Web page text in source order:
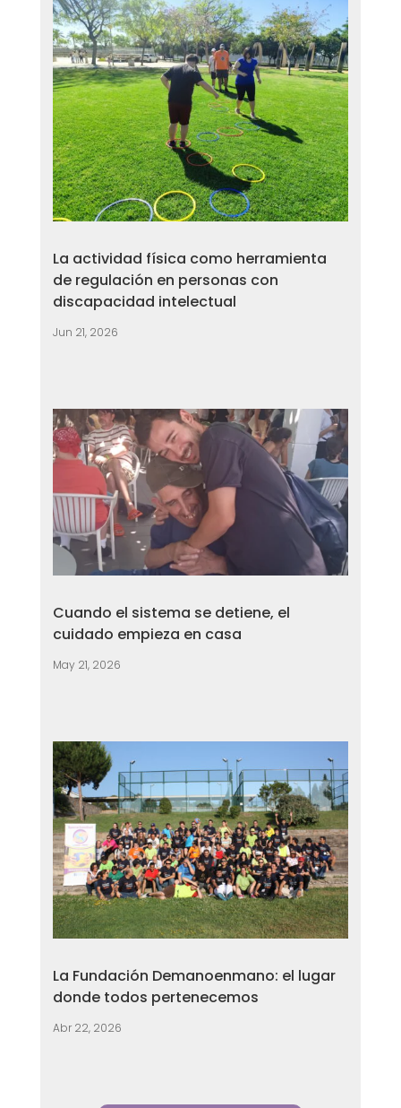
La actividad física como herramienta
de regulación en personas con
discapacidad intelectual
Jun 21, 2026
Cuando el sistema se detiene, el
cuidado empieza en casa
May 21, 2026
La Fundación Demanoenmano: el lugar
donde todos pertenecemos
Abr 22, 2026